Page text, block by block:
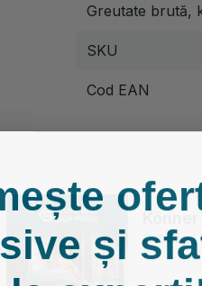
Greutate brută,
SKU
Cod EAN
Catalog |
și